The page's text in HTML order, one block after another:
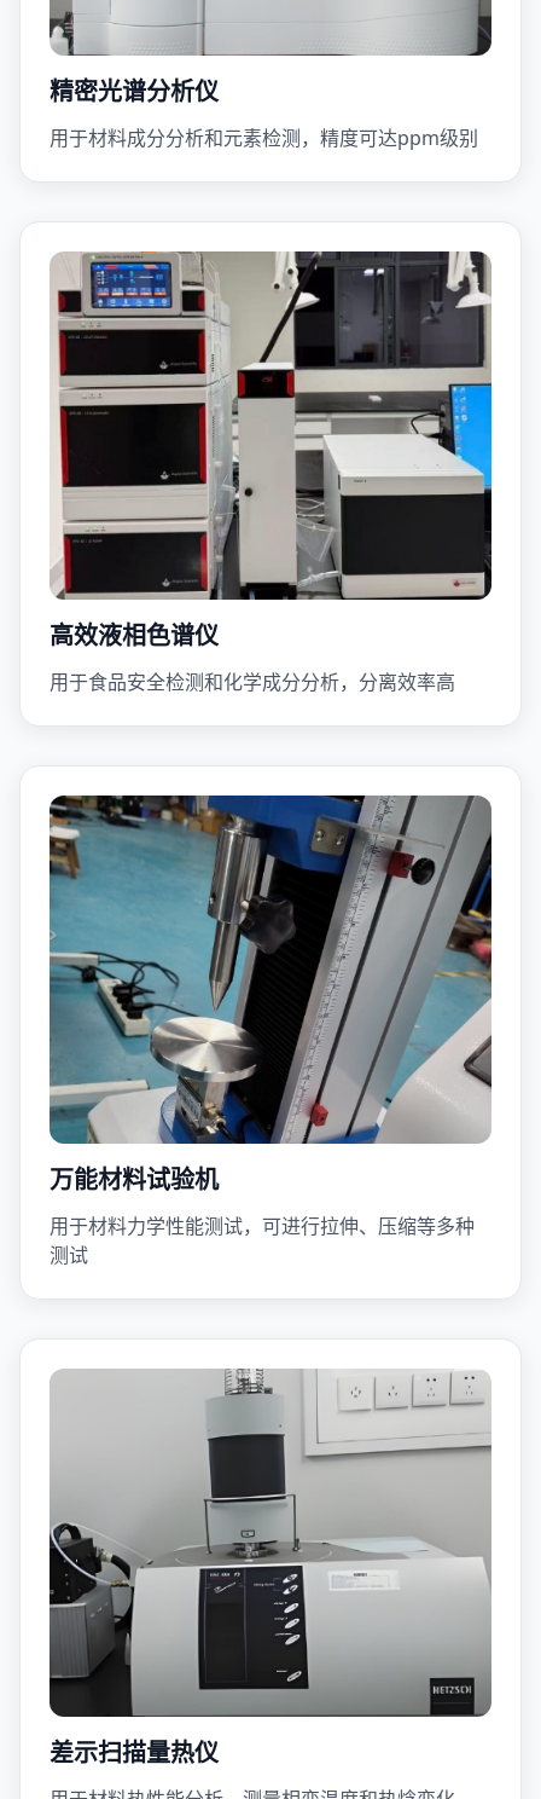
精密光谱分析仪
用于材料成分分析和元素检测，精度可达ppm级别
高效液相色谱仪
用于食品安全检测和化学成分分析，分离效率高
万能材料试验机
用于材料力学性能测试，可进行拉伸、压缩等多种
测试
差示扫描量热仪